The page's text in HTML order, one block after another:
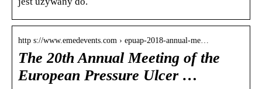
http s://www.emedevents.com › epuap-2018-annual-me…
The 20th Annual Meeting of the
European Pressure Ulcer …